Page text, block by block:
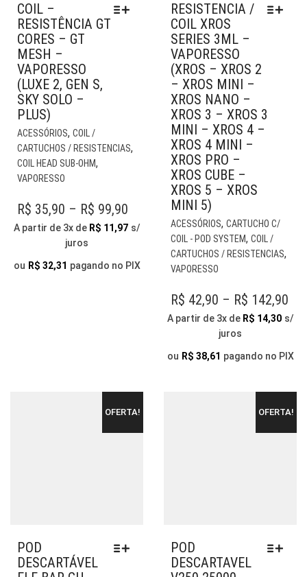
COIL –
RESISTÊNCIA GT
CORES – GT
MESH –
VAPORESSO
(LUXE 2, GEN S,
SKY SOLO –
PLUS)
ACESSÓRIOS, COIL /
CARTUCHOS / RESISTENCIAS,
COIL HEAD SUB-OHM,
VAPORESSO
PRODUTO
VARIANTES.
OPÇÕES
PODEM
ESCOLHIDAS
PRODUTO
R$ 35,90 – R$ 99,90
RANGE:
R$ 35,90
THROUGH
A partir de 3x de R$ 11,97 s/
juros
ou R$ 32,31 pagando no PIX
RESISTENCIA /
COIL XROS
SERIES 3ML –
VAPORESSO
(XROS – XROS 2
– XROS MINI –
XROS NANO –
XROS 3 – XROS 3
MINI – XROS 4 –
XROS 4 MINI –
XROS PRO –
XROS CUBE –
XROS 5 – XROS
MINI 5)
ACESSÓRIOS, CARTUCHO C/
COIL - POD SYSTEM, COIL /
CARTUCHOS / RESISTENCIAS,
VAPORESSO
R$ 42,90 – R$ 142,90
A partir de 3x de R$ 14,30 s/
juros
ou R$ 38,61 pagando no PIX
OFERTA!
POD
DESCARTÁVEL
OFERTA!
POD
DESCARTAVEL